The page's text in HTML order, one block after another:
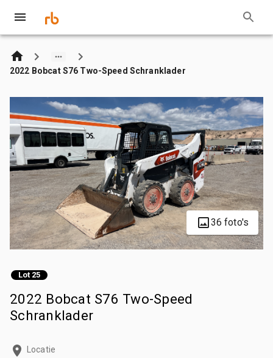
2022 Bobcat S76 Two-Speed Schranklader
36 foto's
Lot 25
2022 Bobcat S76 Two-Speed
Schranklader
Locatie